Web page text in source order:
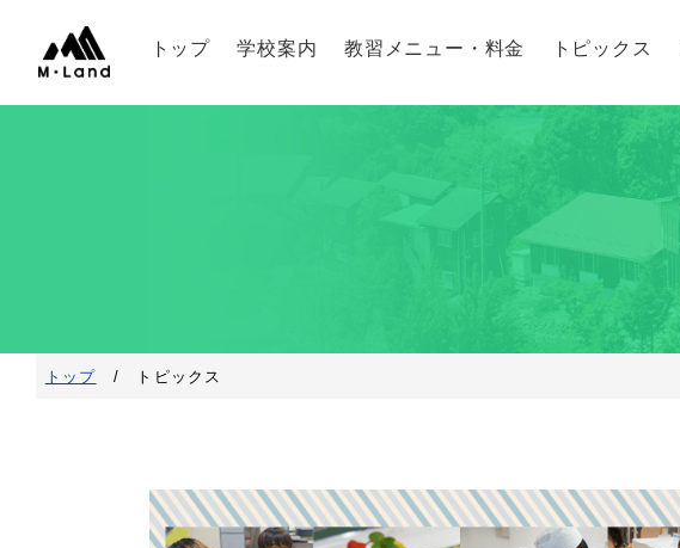
トップ 学校案内 教習メニュー・料金 トピックス
トップ / トピックス